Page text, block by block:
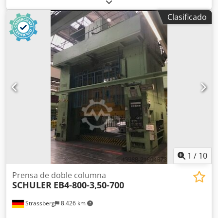
inventario: 0396 Fuerza del carro: 1.250 t Número de
puntos de prensado: 2 Cinemática: Excéntrica con cambio
de carrera Carrera del carro: 250-400 mm Golpes/minuto:
5-35 Luz vertical bajo el porta matrices, CBRA: 1.150 mm
Dimensiones de la mesa: 4.500 x 2.000 mm Dimensiones
del carro: 4.500 x 2.000 mm Apertura entre columnas
laterales: 2.600 mm Apertura máxima entre columnas
frontales: 4.900 mm Carro móvil: 2 unidades disponibles
Potencia del motor principal: 290 kW Peso de la prensa:
Clasificado
1 / 10
Strassberg 8.426 km
Prensa de doble columna
SCHULER EB4-800-3,50-700